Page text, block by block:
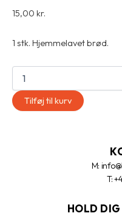
15,00 kr.
1 stk. Hjemmelavet brød.
Tilføj til kurv
M:
T:
HOLD